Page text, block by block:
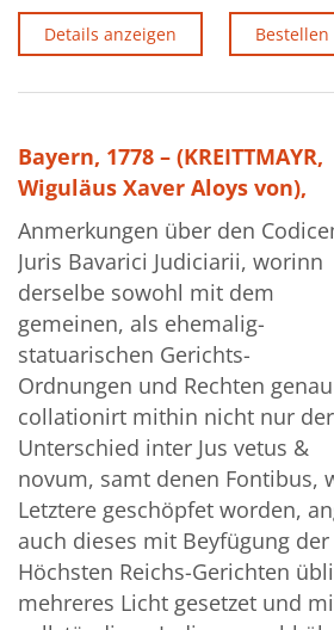
Details anzeigen Bestellen
Bayern, 1778 – (KREITTMAYR,
Wiguläus Xaver Aloys von),
Anmerkungen über den
Juris Bavarici Judiciarii, worinn
derselbe sowohl mit dem
gemeinen, als ehemalig-
statuarischen Gerichts-
Ordnungen und Rechten genau
collationirt mithin nicht nur der
Unterschied inter Jus vetus &
novum, samt denen Fontibus,
Letztere geschöpfet worden,
auch dieses mit Beyfügung
Höchsten Reichs-Gerichten
mehreres Licht gesetzet und